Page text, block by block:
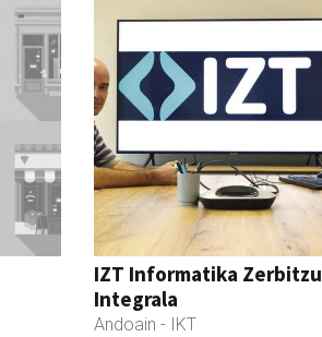
IZT Informatika Zerbitzu
Integrala
Andoain - IKT